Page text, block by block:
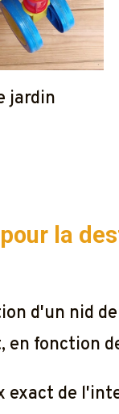
jardin
la
d'un nid
en fonction
exact de